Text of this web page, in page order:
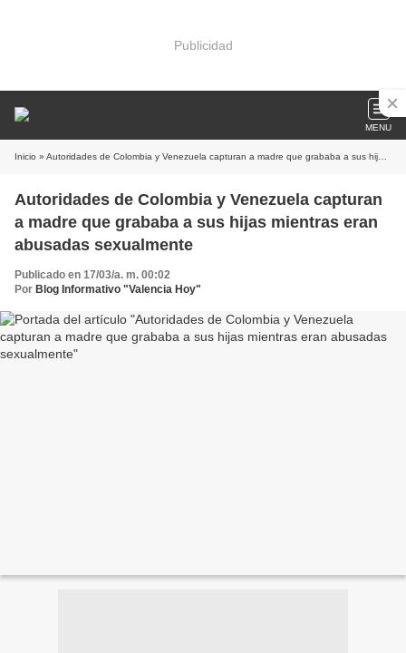
Publicidad
MENU
Inicio » Autoridades de Colombia y Venezuela capturan a madre que grababa a sus hijas mientras eran abusadas sexualmente
Autoridades de Colombia y Venezuela capturan
a madre que grababa a sus hijas mientras eran
abusadas sexualmente
Publicado en 17/03/a. m. 00:02
Por Blog Informativo "Valencia Hoy"